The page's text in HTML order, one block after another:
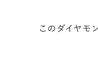
このダイヤモ